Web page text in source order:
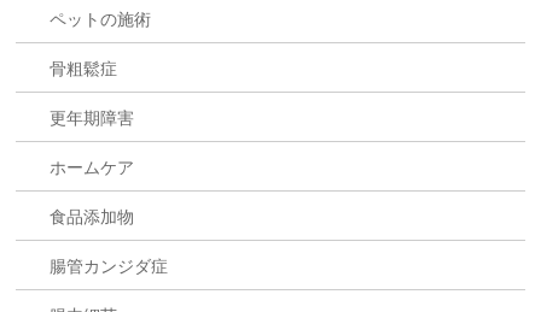
ペットの施術
骨粗鬆症
更年期障害
ホームケア
食品添加物
腸管カンジダ症